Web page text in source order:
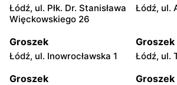
Łódź, ul. Płk. Dr. Stanisława
Więckowskiego 26
Łódź, ul.
Groszek
Łódź, ul. Inowrocławska 1
Groszek
Łódź, ul.
Groszek Groszek